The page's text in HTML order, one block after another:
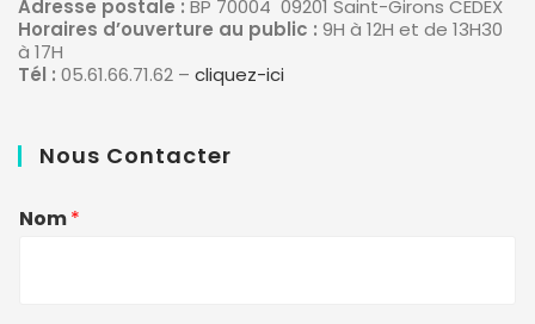
Adresse postale : BP 70004 09201 Saint-Girons CEDEX
Horaires d’ouverture au public : 9H à 12H et de 13H30
à 17H
Tél : 05.61.66.71.62 – cliquez-ici
Nous Contacter
Nom*